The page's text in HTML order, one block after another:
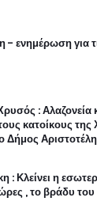
ενημέρωση για
: Αλαζονεία
κατοίκους της
Δήμος Αριστοτέλη
: Κλείνει η
, το βράδυ